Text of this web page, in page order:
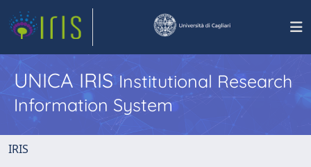
UNICA IRISInstitutional Research
Information System
IRIS